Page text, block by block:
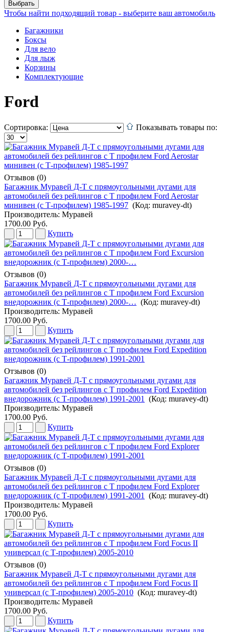
Чтобы найти подходящий товар - выберите ваш автомобиль
Багажники
Боксы
Для вело
Для лыж
Корзины
Комплектующие
Ford
Сортировка: Показывать товары по:
Отзывов (0)
Багажник Муравей Д-Т с прямоугольными дугами для
автомобилей без рейлингов с Т профилем Ford Aerostar
минивен (с Т-профилем) 1985-1997 (Код: muravey-dt)
Производитель: Муравей
1700.00 Руб.
Купить
Отзывов (0)
Багажник Муравей Д-Т с прямоугольными дугами для
автомобилей без рейлингов с Т профилем Ford Excursion
внедорожник (с Т-профилем) 2000-… (Код: muravey-dt)
Производитель: Муравей
1700.00 Руб.
Купить
Отзывов (0)
Багажник Муравей Д-Т с прямоугольными дугами для
автомобилей без рейлингов с Т профилем Ford Expedition
внедорожник (с Т-профилем) 1991-2001
(Код: muravey-dt)
Производитель: Муравей
1700.00 Руб.
Купить
Отзывов (0)
Багажник Муравей Д-Т с прямоугольными дугами для
автомобилей без рейлингов с Т профилем Ford Explorer
внедорожник (с Т-профилем) 1991-2001
(Код: muravey-dt)
Производитель: Муравей
1700.00 Руб.
Купить
Отзывов (0)
Багажник Муравей Д-Т с прямоугольными дугами для
автомобилей без рейлингов с Т профилем Ford Focus II
универсал (с Т-профилем) 2005-2010 (Код: muravey-dt)
Производитель: Муравей
1700.00 Руб.
Купить